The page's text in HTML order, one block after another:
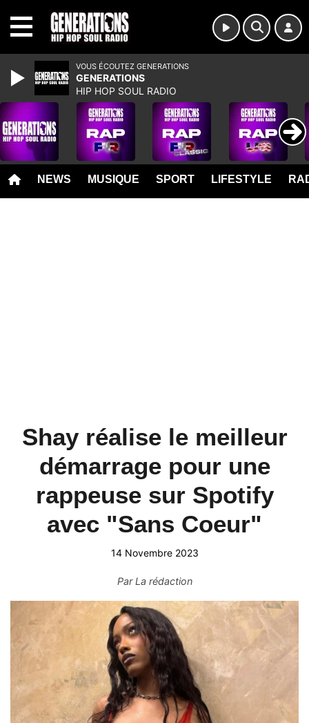
NEWS MUSIQUE SPORT LIFESTYLE
Shay réalise le meilleur
démarrage pour une
rappeuse sur Spotify
avec "Sans Coeur"
14 Novembre 2023
ParLa rédaction
VOUS ÉCOUTEZ GENERATIONS
GENERATIONS
HIP HOP SOUL RADIO